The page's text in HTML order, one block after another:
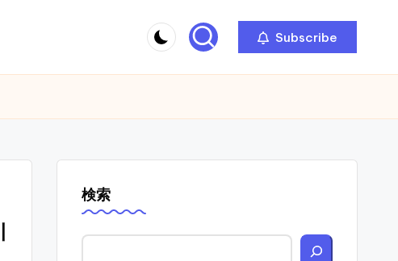
Subscribe
検索